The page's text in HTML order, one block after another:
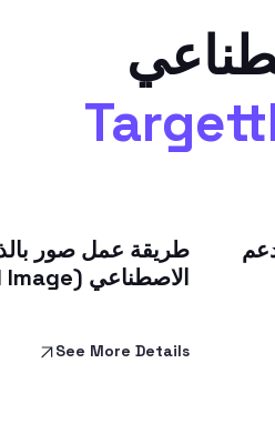
طريقة عمل صور
الاصطناعي (AI Image )
See More Details